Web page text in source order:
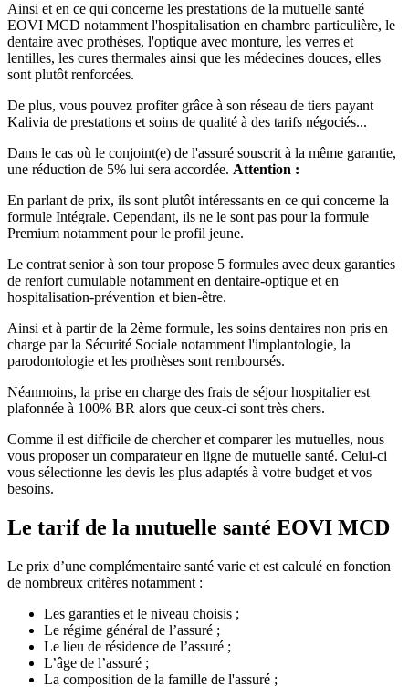
Ainsi et en ce qui concerne les prestations de la mutuelle santé
EOVI MCD notamment l'hospitalisation en chambre particulière, le
dentaire avec prothèses, l'optique avec monture, les verres et
lentilles, les cures thermales ainsi que les médecines douces, elles
sont plutôt renforcées.
De plus, vous pouvez profiter grâce à son réseau de tiers payant
Kalivia de prestations et soins de qualité à des tarifs négociés...
Dans le cas où le conjoint(e) de l'assuré souscrit à la même garantie,
une réduction de 5% lui sera accordée. Attention :
En parlant de prix, ils sont plutôt intéressants en ce qui concerne la
formule Intégrale. Cependant, ils ne le sont pas pour la formule
Premium notamment pour le profil jeune.
Le contrat senior à son tour propose 5 formules avec deux garanties
de renfort cumulable notamment en dentaire-optique et en
hospitalisation-prévention et bien-être.
Ainsi et à partir de la 2ème formule, les soins dentaires non pris en
charge par la Sécurité Sociale notamment l'implantologie, la
parodontologie et les prothèses sont remboursés.
Néanmoins, la prise en charge des frais de séjour hospitalier est
plafonnée à 100% BR alors que ceux-ci sont très chers.
Comme il est difficile de chercher et comparer les mutuelles, nous
vous proposer un comparateur en ligne de mutuelle santé. Celui-ci
vous sélectionne les devis les plus adaptés à votre budget et vos
besoins.
Le tarif de la mutuelle santé EOVI MCD
Le prix d’une complémentaire santé varie et est calculé en fonction
de nombreux critères notamment :
Les garanties et le niveau choisis ;
Le régime général de l’assuré ;
Le lieu de résidence de l’assuré ;
L’âge de l’assuré ;
La composition de la famille de l'assuré ;